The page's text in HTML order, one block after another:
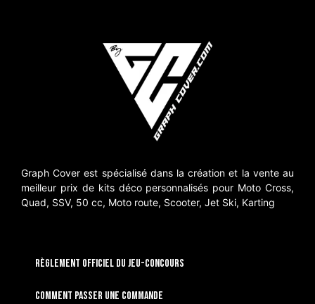
Graph Cover est spécialisé dans la création et la vente au
meilleur prix de kits déco personnalisés pour Moto Cross,
Quad, SSV, 50 cc, Moto route, Scooter, Jet Ski, Karting
RÈGLEMENT OFFICIEL DU JEU-CONCOURS
Comment passer une commande